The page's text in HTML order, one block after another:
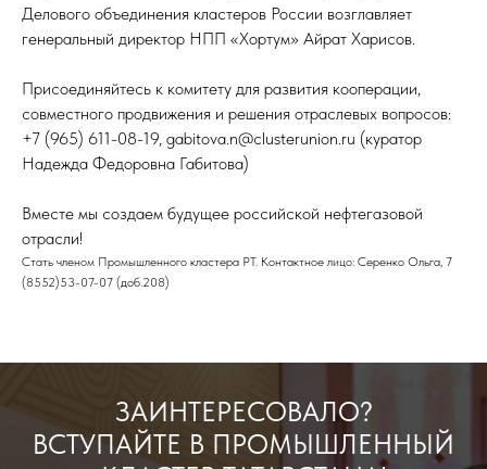
Делового объединения кластеров России возглавляет
генеральный директор НПП «Хортум» Айрат Харисов.
Присоединяйтесь к комитету для развития кооперации,
совместного продвижения и решения отраслевых вопросов:
+7 (965) 611-08-19, gabitova.n@clusterunion.ru (куратор
Надежда Федоровна Габитова)
Вместе мы создаем будущее российской нефтегазовой
отрасли!
Стать членом Промышленного кластера РТ. Контактное лицо: Серенко Ольга, 7
(8552)53-07-07 (доб.208)
ЗАИНТЕРЕСОВАЛО?
ВСТУПАЙТЕ В ПРОМЫШЛЕННЫЙ